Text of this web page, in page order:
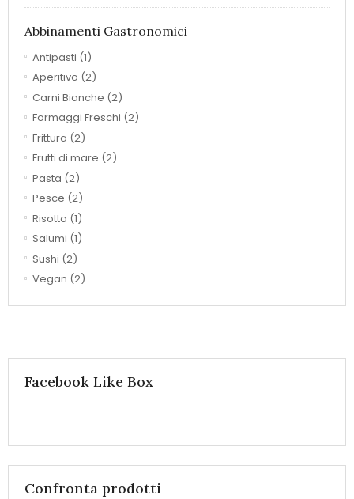
Abbinamenti Gastronomici
Antipasti (1)
Aperitivo (2)
Carni Bianche (2)
Formaggi Freschi (2)
Frittura (2)
Frutti di mare (2)
Pasta (2)
Pesce (2)
Risotto (1)
Salumi (1)
Sushi (2)
Vegan (2)
Facebook Like Box
Confronta prodotti